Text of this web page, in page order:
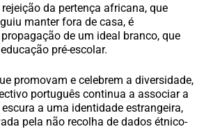
da pertença africana, que
manter fora de casa, é
de um ideal branco, que
pré-escolar.
promovam e celebrem a diversidade,
português continua a associar a
a uma identidade estrangeira,
pela não recolha de dados étnico-